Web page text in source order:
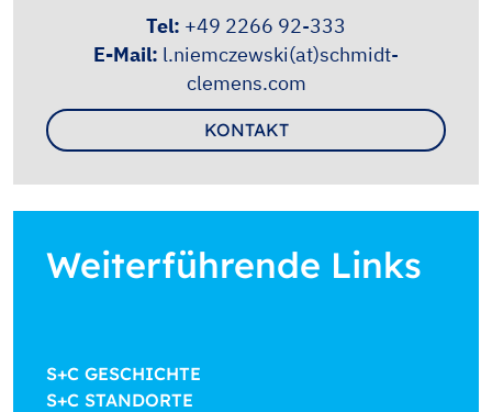
Tel: +49 2266 92-333
E-Mail: l.niemczewski(at)schmidt-
clemens.com
KONTAKT
Weiterführende Links
S+C GESCHICHTE
S+C STANDORTE